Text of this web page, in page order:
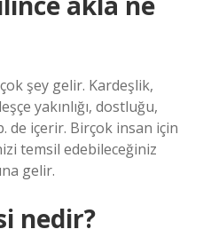
şey gelir. Kardeşlik,
yakınlığı, dostluğu,
de içerir. Birçok insan için
temsil edebileceğiniz
gelir.
nedir?